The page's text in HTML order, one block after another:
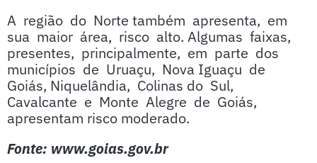
A região do Norte também apresenta, em
sua maior área, risco alto. Algumas faixas,
presentes, principalmente, em parte dos
municípios de Uruaçu, Nova Iguaçu de
Goiás, Niquelândia, Colinas do Sul,
Cavalcante e Monte Alegre de Goiás,
apresentam risco moderado.
Fonte: www.goias.gov.br